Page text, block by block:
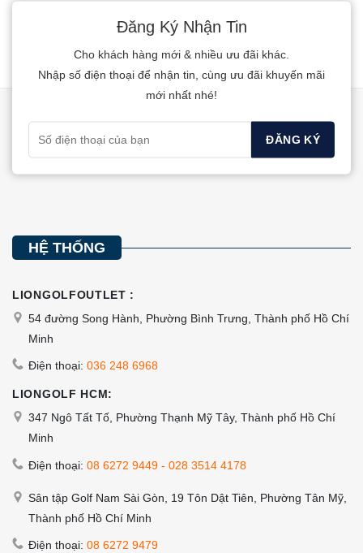
Các
thể
được
trang
sản
biến
thể.
Các
tùy
được
Đăng Ký Nhận Tin
Cho khách hàng mới & nhiều ưu đãi khác.
Nhập số điện thoại để nhận tin, cùng ưu đãi khuyến mãi
mới nhất nhé!
HỆ THỐNG
LIONGOLFOUTLET :
54 đường Song Hành, Phường Bình Trưng, Thành phố Hồ Chí
Minh
Điện thoại: 036 248 6968
LIONGOLF HCM:
347 Ngô Tất Tố, Phường Thạnh Mỹ Tây, Thành phố Hồ Chí
Minh
Điện thoại: 08 6272 9449 - 028 3514 4178
Sân tập Golf Nam Sài Gòn, 19 Tôn Dật Tiên, Phường Tân Mỹ,
Thành phố Hồ Chí Minh
Điện thoại: 08 6272 9479